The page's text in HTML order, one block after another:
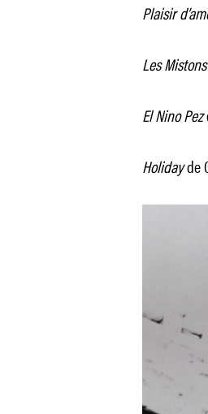
Plaisir
Les Mistons
El Nino Pez
Holidayde